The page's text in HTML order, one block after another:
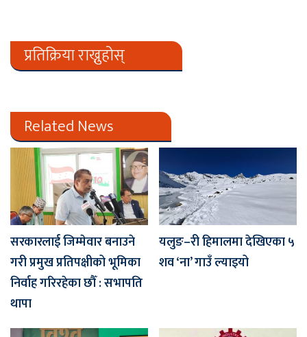
प्रतिक्रिया राख्नुहोस्
Related News
सरकारलाई जिम्मेवार बनाउने
गरी प्रमुख प्रतिपक्षीको भूमिका
निर्वाह गरिरहेका छौँ : सभापति
थापा
यलुङ–री हिमालमा देखिएका ५
शव ‘ना’ गाउँ ल्याइयो